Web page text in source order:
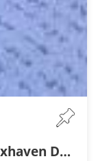
Ferienwohnung "Düne" in Cuxhaven Duhnen